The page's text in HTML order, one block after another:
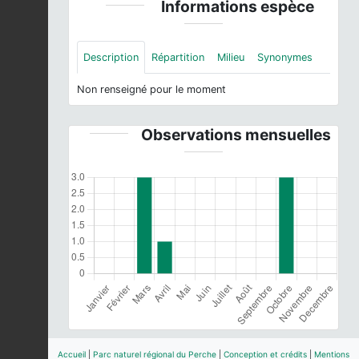
Informations espèce
Description Répartition Milieu Synonymes
Non renseigné pour le moment
Observations mensuelles
Accueil Parc naturel régional du Perche Conception et crédits Mentions